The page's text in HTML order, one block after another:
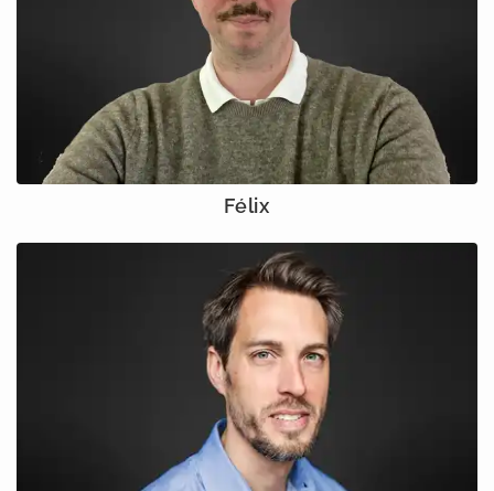
Félix